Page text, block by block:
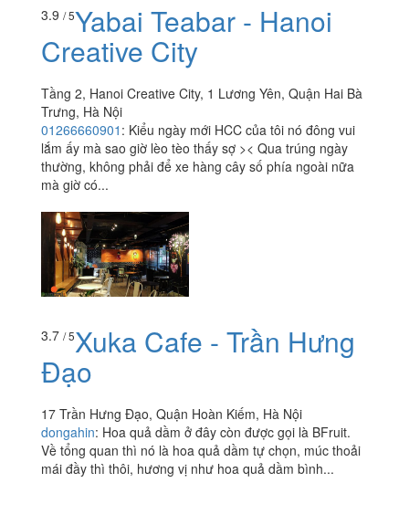
3.9 / 5Yabai Teabar - Hanoi
Creative City
Tầng 2, Hanoi Creative City, 1 Lương Yên, Quận Hai Bà
Trưng, Hà Nội
01266660901 : Kiểu ngày mới HCC của tôi nó đông vui
lắm ấy mà sao giờ lèo tèo thấy sợ >< Qua trúng ngày
thường, không phải để xe hàng cây số phía ngoài nữa
mà giờ có...
3.7 / 5Xuka Cafe - Trần Hưng
Đạo
17 Trần Hưng Đạo, Quận Hoàn Kiếm, Hà Nội
dongahin: Hoa quả dầm ở đây còn được gọi là BFruit.
Về tổng quan thì nó là hoa quả dầm tự chọn, múc thoải
mái đầy thì thôi, hương vị như hoa quả dầm bình...